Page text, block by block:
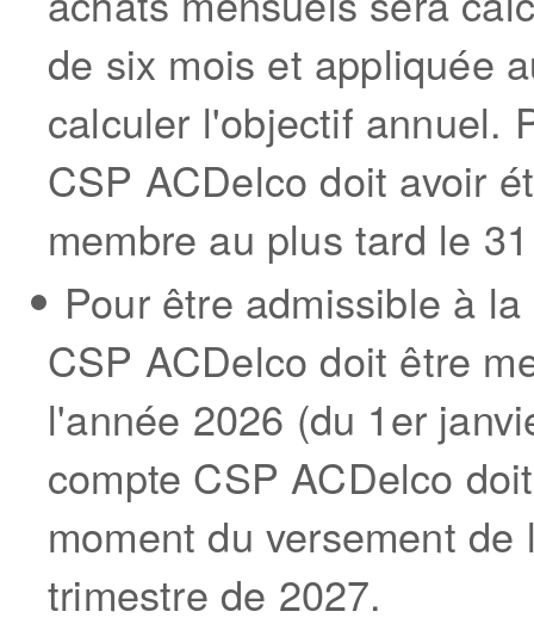
de six mois et appliquée
calculer l'objectif annuel.
CSP ACDelco doit avoir
membre au plus tard le
Pour être admissible à
CSP ACDelco doit être
l'année 2026 (du 1er
compte CSP ACDelco
moment du versement
trimestre de 2027.